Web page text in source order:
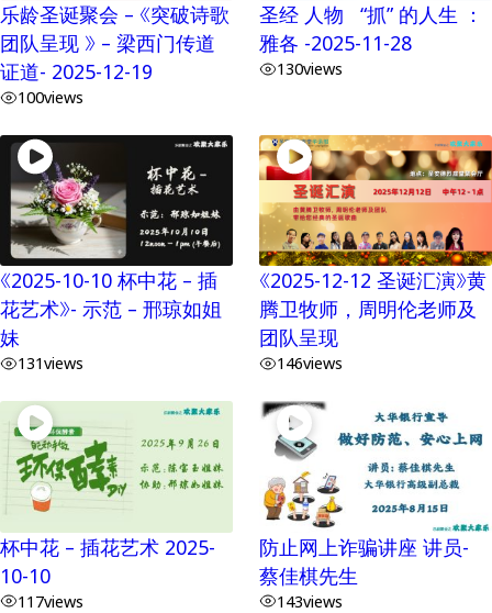
乐龄圣诞聚会 – 《突破诗歌
团队呈现 》 – 梁西门传道
证道- 2025-12-19
100views
圣经 人物 “抓” 的人生 ：
雅各 -2025-11-28
130views
《2025-10-10 杯中花 – 插
花艺术》- 示范 – 邢琼如姐
妹
131views
《2025-12-12 圣诞汇演》黄
腾卫牧师，周明伦老师及
团队呈现
146views
杯中花 – 插花艺术 2025-
10-10
117views
防止网上诈骗讲座 讲员-
蔡佳棋先生
143views